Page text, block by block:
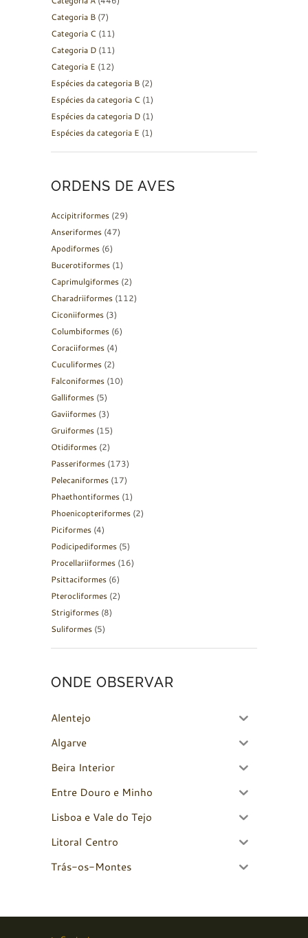
Categoria B (7)
Categoria C (11)
Categoria D (11)
Categoria E (12)
Espécies da categoria B (2)
Espécies da categoria C (1)
Espécies da categoria D (1)
Espécies da categoria E (1)
ORDENS DE AVES
Accipitriformes (29)
Anseriformes (47)
Apodiformes (6)
Bucerotiformes (1)
Caprimulgiformes (2)
Charadriiformes (112)
Ciconiiformes (3)
Columbiformes (6)
Coraciiformes (4)
Cuculiformes (2)
Falconiformes (10)
Galliformes (5)
Gaviiformes (3)
Gruiformes (15)
Otidiformes (2)
Passeriformes (173)
Pelecaniformes (17)
Phaethontiformes (1)
Phoenicopteriformes (2)
Piciformes (4)
Podicipediformes (5)
Procellariiformes (16)
Psittaciformes (6)
Pterocliformes (2)
Strigiformes (8)
Suliformes (5)
ONDE OBSERVAR
Alentejo
Algarve
Beira Interior
Entre Douro e Minho
Lisboa e Vale do Tejo
Litoral Centro
Trás-os-Montes